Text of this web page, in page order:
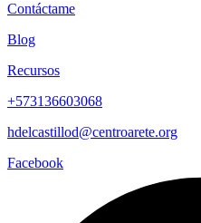
Contáctame
Blog
Recursos
+573136603068
hdelcastillod@centroarete.org
Facebook